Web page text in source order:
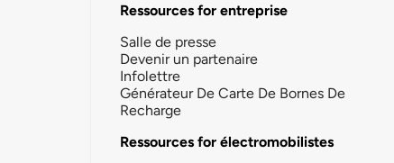
Ressources for entreprise
Salle de presse
Devenir un partenaire
Infolettre
Générateur De Carte De Bornes De
Recharge
Ressources for électromobilistes